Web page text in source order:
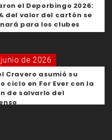
el Deporbingo 2026:
del valor del cartón se
para los clubes
de 2026
Cravero asumió su
ciclo en For Ever con la
de salvarlo del